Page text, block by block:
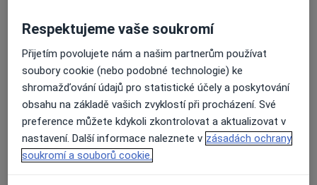
15 názorů
Recenze pacientů jsou pro nás důležité.
Specialisté nemají možnost zaplatit za
odstranění nebo změnu recenze pacienta.
Další informace.Další informace o názorech
Respektujeme vaše soukromí
Přijetím povolujete nám a našim partnerům používat
soubory cookie (nebo podobné technologie) ke
shromažďování údajů pro statistické účely a poskytování
obsahu na základě vašich zvyklostí při procházení. Své
preference můžete kdykoli zkontrolovat a aktualizovat v
nastavení. Další informace naleznete v zásadách ochrany
soukromí a souborů cookie.